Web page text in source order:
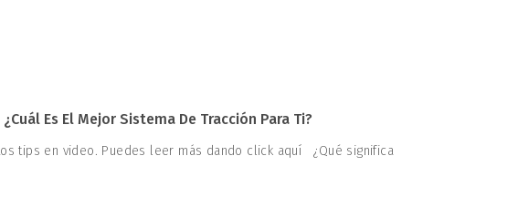
Es El Mejor Sistema De Tracción Para Ti?
tips en video. Puedes leer más dando click aquí ¿Qué significa